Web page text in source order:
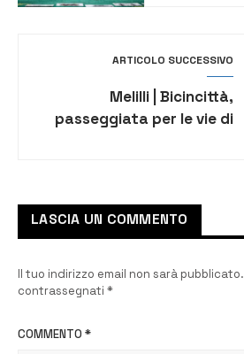
ARTICOLO SUCCESSIVO
Melilli | Bicincittà,
passeggiata per le vie di
LASCIA UN COMMENTO
Il tuo indirizzo email non sarà pubblicato.
contrassegnati *
COMMENTO *